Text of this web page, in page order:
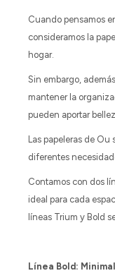
Cuando pensamos
consideramos la
hogar.
Sin embargo,
mantener la
pueden aportar
Las papeleras de
diferentes
Contamos con dos
ideal para cada
líneas Trium y Bold
Línea Bold: